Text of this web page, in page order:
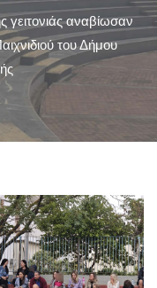
γειτονιάς αναβίωσαν
του Δήμου